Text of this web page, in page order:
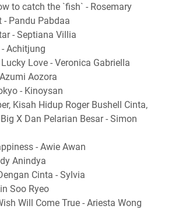
to catch the `fish` - Rosemary
Pandu Pabdaa
- Septiana Villia
Achitjung
Love - Veronica Gabriella
Aozora
- Kinoysan
Kisah Hidup Roger Bushell Cinta,
X Dan Pelarian Besar - Simon
- Awie Awan
Anindya
Cinta - Sylvia
Soo Ryeo
Will Come True - Ariesta Wong